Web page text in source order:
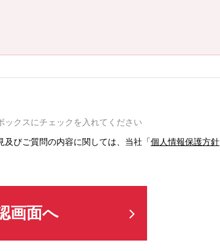
ックスにチェックを入れてください
及びご質問の内容に関しては、当社「個人情報保護方針